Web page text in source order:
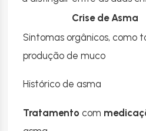
Crise de Asma
Sintomas orgânicos, como
produção de muco
Histórico de asma
Tratamento com